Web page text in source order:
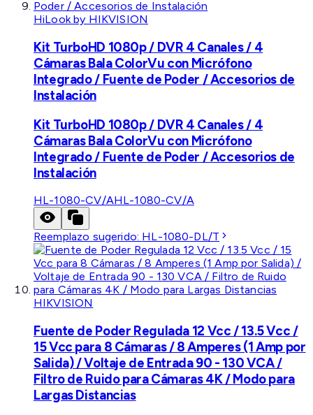
HiLook by HIKVISION
Kit TurboHD 1080p / DVR 4 Canales / 4
Cámaras Bala ColorVu con Micrófono
Integrado / Fuente de Poder / Accesorios de
Instalación
Kit TurboHD 1080p / DVR 4 Canales / 4
Cámaras Bala ColorVu con Micrófono
Integrado / Fuente de Poder / Accesorios de
Instalación
HL-1080-CV/AHL-1080-CV/A
Reemplazo sugerido: HL-1080-DL/T
HIKVISION
Fuente de Poder Regulada 12 Vcc / 13.5 Vcc /
15 Vcc para 8 Cámaras / 8 Amperes (1 Amp por
Salida) / Voltaje de Entrada 90 - 130 VCA /
Filtro de Ruido para Cámaras 4K / Modo para
Largas Distancias